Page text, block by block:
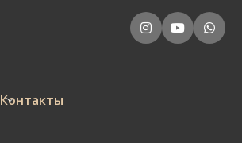
Контакты